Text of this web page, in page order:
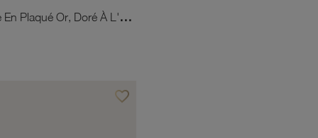
Boucles D'oreille En Plaqué Or, Doré À L'or Fin, Torsadées
favorite_borderAjouter à vos favoris